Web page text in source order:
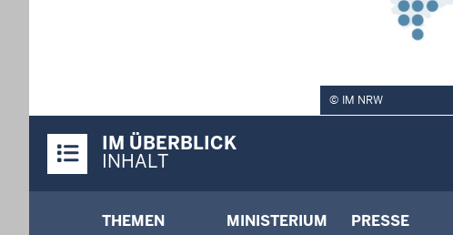
IM NRW
Inhalte
IM ÜBERBLICK
INHALT
THEMEN MINISTERIUM PRESSE